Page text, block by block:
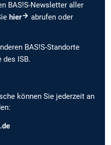
BAS!S-Newsletter aller
hier
abrufen oder
BAS!S-Standorte
des ISB.
können Sie jederzeit an